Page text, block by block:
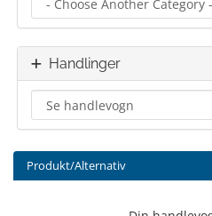
Handlinger
Produkt/Alternativ